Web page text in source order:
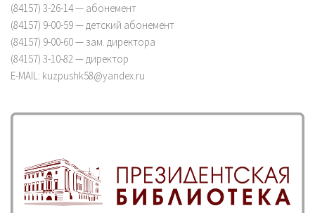
(84157) 3-26-14 — абонемент
(84157) 9-00-59 — детский абонемент
(84157) 9-00-60 — зам. директора
(84157) 3-10-82 — директор
E-MAIL: kuzpushk58@yandex.ru